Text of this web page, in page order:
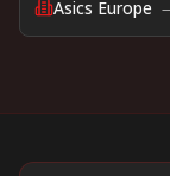
Asics Europe